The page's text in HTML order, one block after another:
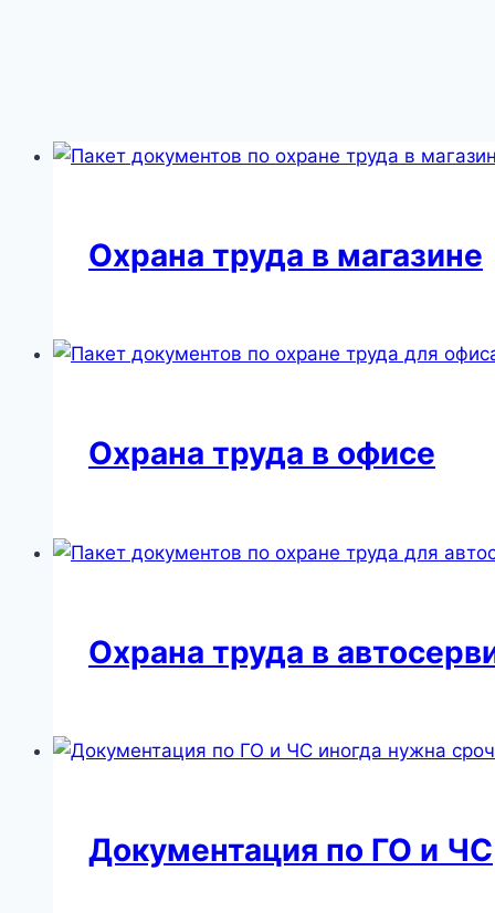
Охрана труда в магазине
Охрана труда в офисе
Охрана труда в
Документация по ГО и ЧС